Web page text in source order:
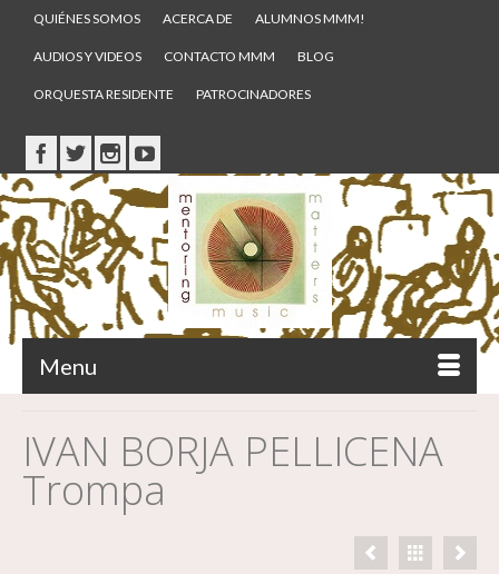
QUIÉNES SOMOS ACERCA DE ALUMNOS MMM!
AUDIOS Y VIDEOS CONTACTO MMM BLOG
ORQUESTA RESIDENTE PATROCINADORES
Menu
IVAN BORJA PELLICENA
Trompa